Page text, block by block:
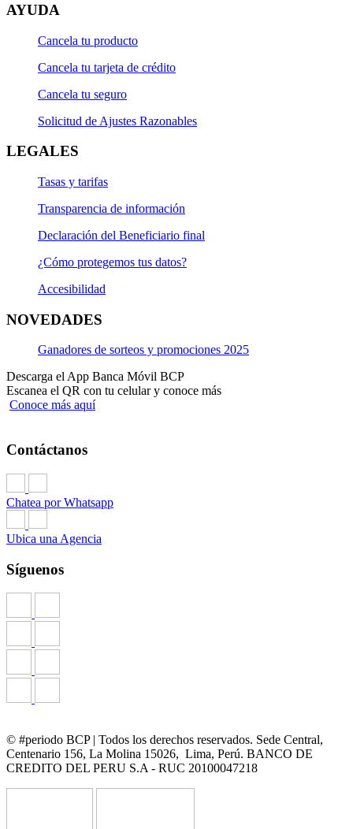
AYUDA
Cancela tu producto
Cancela tu tarjeta de crédito
Cancela tu seguro
Solicitud de Ajustes Razonables
LEGALES
Tasas y tarifas
Transparencia de información
Declaración del Beneficiario final
¿Cómo protegemos tus datos?
Accesibilidad
NOVEDADES
Ganadores de sorteos y promociones 2025
Descarga el App Banca Móvil BCP
Escanea el QR con tu celular y conoce más
Conoce más aquí
Contáctanos
Chatea por Whatsapp
Ubica una Agencia
Síguenos
© #periodo BCP | Todos los derechos reservados. Sede Central,
Centenario 156, La Molina 15026, Lima, Perú. BANCO DE
CREDITO DEL PERU S.A - RUC 20100047218